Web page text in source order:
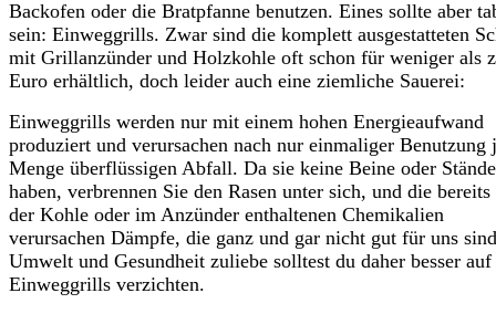
Backofen oder die Bratpfanne benutzen. Eines sollte aber
sein: Einweggrills. Zwar sind die komplett ausgestatteten
mit Grillanzünder und Holzkohle oft schon für weniger als
Euro erhältlich, doch leider auch eine ziemliche Sauerei:
Einweggrills werden nur mit einem hohen Energieaufwand
produziert und verursachen nach nur einmaliger Benutzung
Menge überflüssigen Abfall. Da sie keine Beine oder
haben, verbrennen Sie den Rasen unter sich, und die
der Kohle oder im Anzünder enthaltenen Chemikalien
verursachen Dämpfe, die ganz und gar nicht gut für uns
Umwelt und Gesundheit zuliebe solltest du daher besser auf
Einweggrills verzichten.